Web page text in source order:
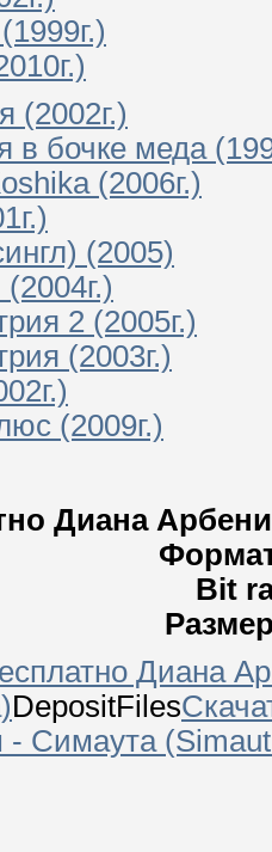
(2002г.)
в бочке меда
(2006г.)
(2005)
2 (2005г.)
(2003г.)
(2009г.)
Диана
Bit
Диана
DepositFiles
Симаута